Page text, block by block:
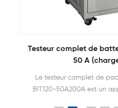
Testeur complet de
50 A
Le testeur complet de
BIT120-50A200A est un